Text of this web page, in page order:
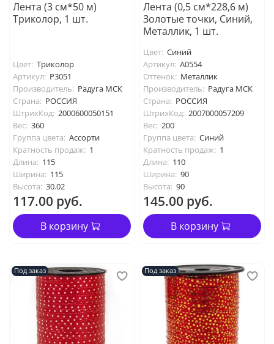
Лента (3 см*50 м)
Триколор, 1 шт.
Цвет: Триколор
Артикул: P3051
Производитель: Радуга МСК
Страна: РОССИЯ
ШтрихКод: 2000600050151
Вес: 360
Группа цвета: Ассорти
Кратность продаж: 1
Длина: 115
Ширина: 115
Высота: 30.02
117.00 руб.
В корзину
Лента (0,5 см*228,6 м)
Золотые точки, Синий,
Металлик, 1 шт.
Цвет: Синий
Артикул: А0554
Оттенок: Металлик
Производитель: Радуга МСК
Страна: РОССИЯ
ШтрихКод: 2007000057209
Вес: 200
Группа цвета: Синий
Кратность продаж: 1
Длина: 110
Ширина: 90
Высота: 90
145.00 руб.
В корзину
Под заказ Под заказ